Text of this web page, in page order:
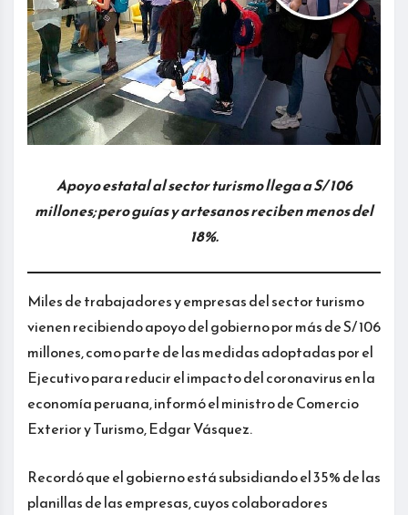
Apoyo estatal al sector turismo llega a S/ 106
millones; pero guías y artesanos reciben menos del
18%.
Miles de trabajadores y empresas del sector turismo
vienen recibiendo apoyo del gobierno por más de S/ 106
millones, como parte de las medidas adoptadas por el
Ejecutivo para reducir el impacto del coronavirus en la
economía peruana, informó el ministro de Comercio
Exterior y Turismo, Edgar Vásquez.
Recordó que el gobierno está subsidiando el 35% de las
planillas de las empresas, cuyos colaboradores